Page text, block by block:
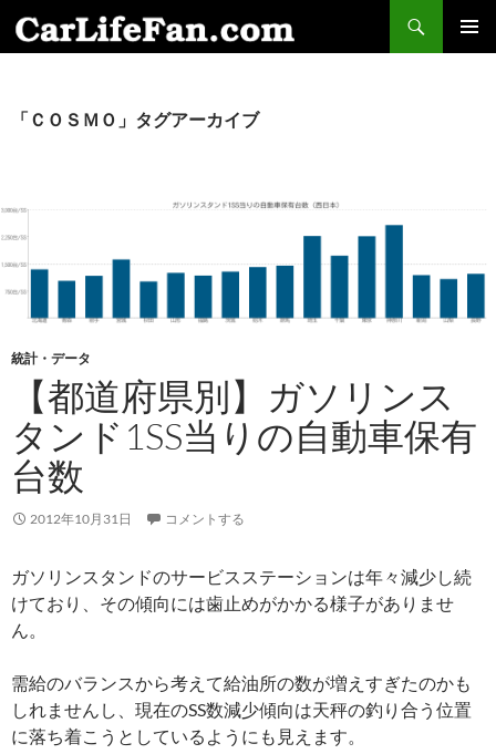
索コ
ン
キ
ッ
「ＣＯＳＭＯ」タグアーカイブ
統計・データ
【都道府県別】ガソリンス
タンド1SS当りの自動車保有
台数
2012年10月31日 コメントする
ガソリンスタンドのサービスステーションは年々減少し続
けており、その傾向には歯止めがかかる様子がありませ
ん。
需給のバランスから考えて給油所の数が増えすぎたのかも
しれませんし、現在のSS数減少傾向は天秤の釣り合う位置
に落ち着こうとしているようにも見えます。